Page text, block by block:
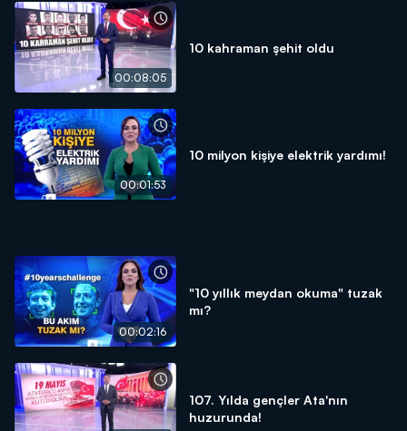
00:08:05
10 kahraman şehit oldu
00:01:53
10 milyon kişiye elektrik yardımı!
00:02:16
"10 yıllık meydan okuma" tuzak
mı?
107. Yılda gençler Ata'nın
huzurunda!